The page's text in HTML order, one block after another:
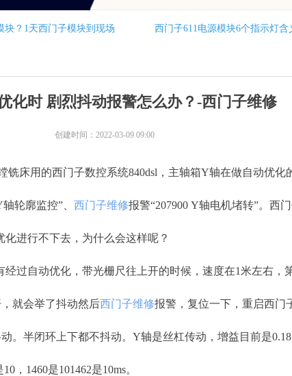
块？1天西门子模块到现场 西门子611电源模块6个指示灯含
化时 剧烈抖动报警怎么办？-西门子维修
铣床用的西门子数控系统840dsl，主轴箱Y轴在做自动优化
轮廓监控”、 西门子维修报警“207900 Y轴电机堵转”。西
进行不下去，为什么会这样呢？
经过自动优化，带光栅尺往上开的时候，速度在1米左右，
就会举了抖动然后西门子维修报警，复位一下，重启西门
。半闭环上下都不抖动。Y轴是丝杠传动，增益目前是
，1460是101462是10ms。
创建时间： 2022-03-09 09:00